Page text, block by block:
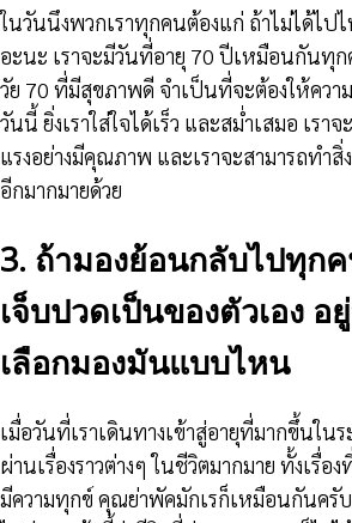
ในวันนึงพวกเราทุกคนต้องแก่ ถ้าไม่ได้ไป
อะนะ เราจะมีวันที่อายุ 70 ปีเหมือนกันทุ
วัย 70 ที่มีสุขภาพดี จำเป็นที่จะต้องให้ควา
วันนี้ ยิ่งเราใส่ใจได้เร็ว และสม่ำเสมอ เรา
แรงอย่างมีคุณภาพ และเราจะสามารถทำสิ่
อีกมากมายด้วย
3. ถ้ามองย้อนกลับไปทุก
เจ็บปวดเป็นของตัวเอง อ
เลือกมองมันแบบไหน
เมื่อวันที่เราเดินทางเข้าสู่อายุที่มากขึ้นใน
ผ่านเรื่องราวต่างๆ ในชีวิตมากมาย ทั้งเรื่อ
มีความทุกข์ คุณย่าพัคมักเรก็เหมือนกันครั